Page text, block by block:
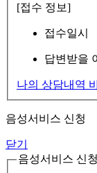
[접수 정보]
접수일시
답변받을
나의 상담내역
음성서비스 신청
닫기
음성서비스 신청